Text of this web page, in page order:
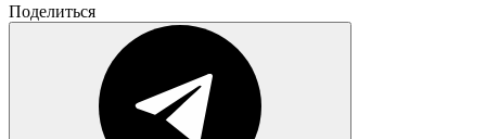
Поделиться